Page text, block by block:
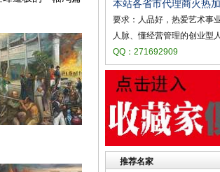
本站各省市代理商火热加
要求：人品好，热爱艺术事
人脉、懂经营管理的创业型
QQ：271692909
推荐名家